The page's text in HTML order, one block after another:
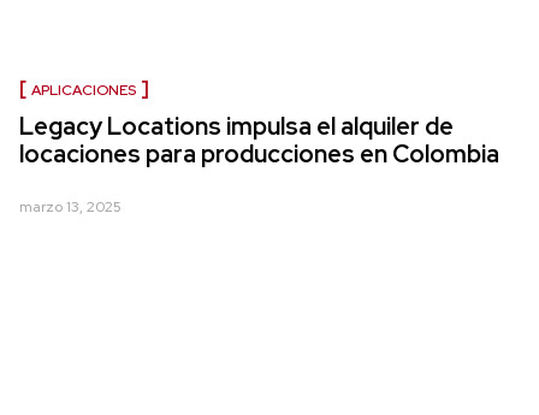
APLICACIONES
Legacy Locations impulsa el alquiler de
locaciones para producciones en Colombia
marzo 13, 2025